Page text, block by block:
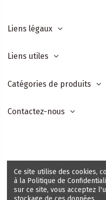
Liens légaux
Liens utiles
Catégories de produits
Contactez-nous
©After Shop -
Site réalisé
Suivez-nous
Ce site utilise des cookies,
à la Politique de
sur ce site, vous acceptez